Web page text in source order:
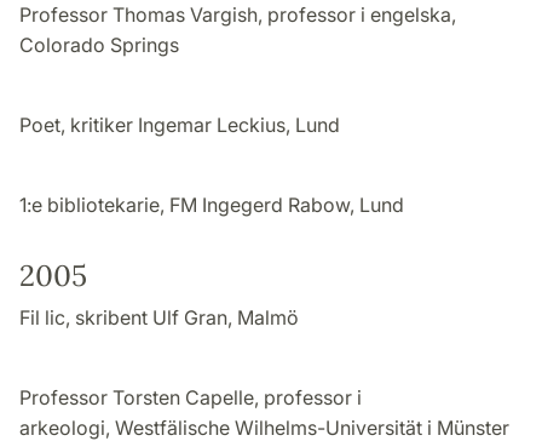
Professor Thomas Vargish, professor i engelska,
Colorado Springs
Poet, kritiker Ingemar Leckius, Lund
1:e bibliotekarie, FM Ingegerd Rabow, Lund
2005
Fil lic, skribent Ulf Gran, Malmö
Professor Torsten Capelle, professor i
arkeologi, Westfälische Wilhelms-Universität i Münster